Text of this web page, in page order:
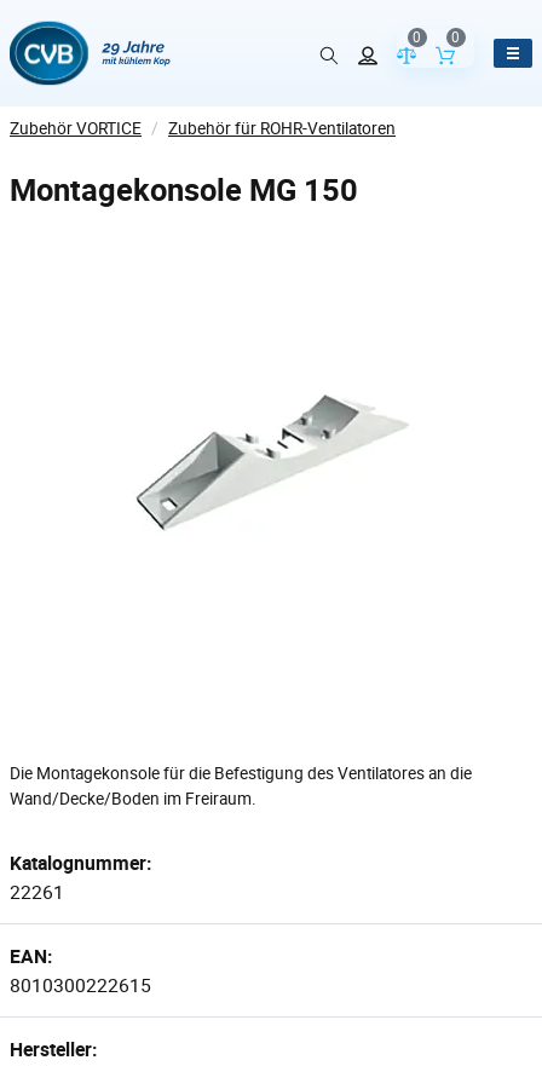
Vergleich der
0
Inhalt des
0
Zubehör VORTICE / Zubehör für ROHR-Ventilatoren
Montagekonsole MG 150
Die Montagekonsole für die Befestigung des Ventilatores an die
Wand/Decke/Boden im Freiraum.
Katalognummer:
22261
EAN:
8010300222615
Hersteller: